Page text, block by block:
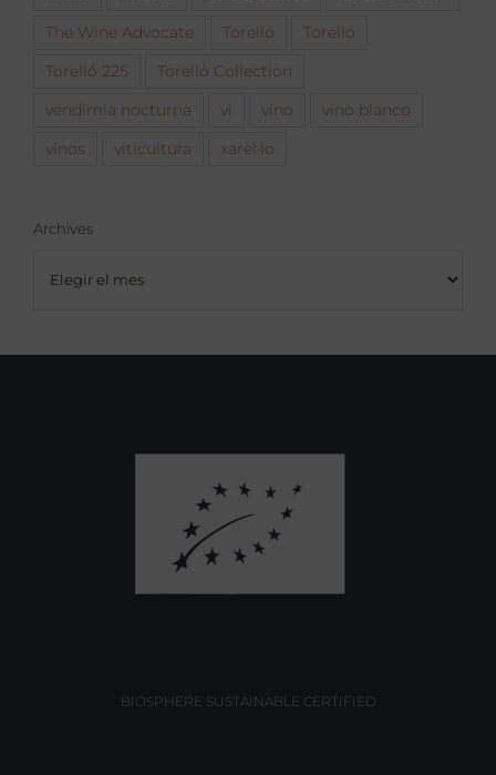
The Wine Advocate Torelló Torelló
Torelló 225 Torelló Collection
vendimia nocturna vi vino vino blanco
vinos viticultura xarel·lo
Archives
BIOSPHERE SUSTAINABLE CERTIFIED